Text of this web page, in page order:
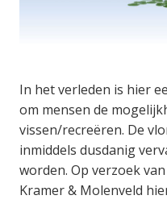
In het verleden is hier
om mensen de
vissen/recreëren. De
inmiddels dusdanig
worden. Op verzoek
Kramer & Molenveld